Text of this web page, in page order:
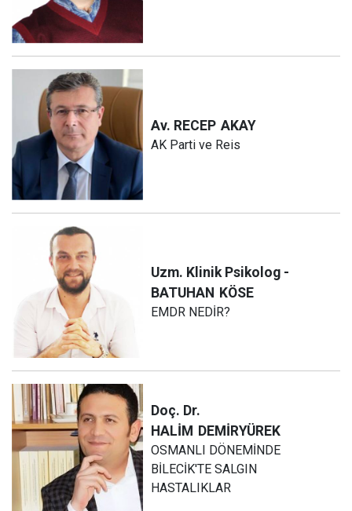
Av. RECEP AKAY
AK Parti ve Reis
Uzm. Klinik Psikolog -
BATUHAN KÖSE
EMDR NEDİR?
Doç. Dr.
HALİM DEMİRYÜREK
OSMANLI DÖNEMİNDE
BİLECİK'TE SALGIN
HASTALIKLAR